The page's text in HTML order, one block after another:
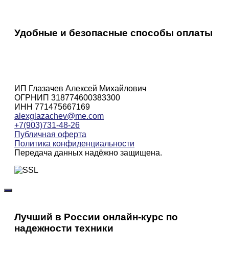
Удобные и безопасные способы оплаты
ИП Глазачев Алексей Михайлович
ОГРНИП 318774600383300
ИНН 771475667169
alexglazachev@me.com
+7(903)731-48-26
Публичная оферта
Политика конфиденциальности
Передача данных надёжно защищена.
Лучший в России онлайн-курс по
надежности техники